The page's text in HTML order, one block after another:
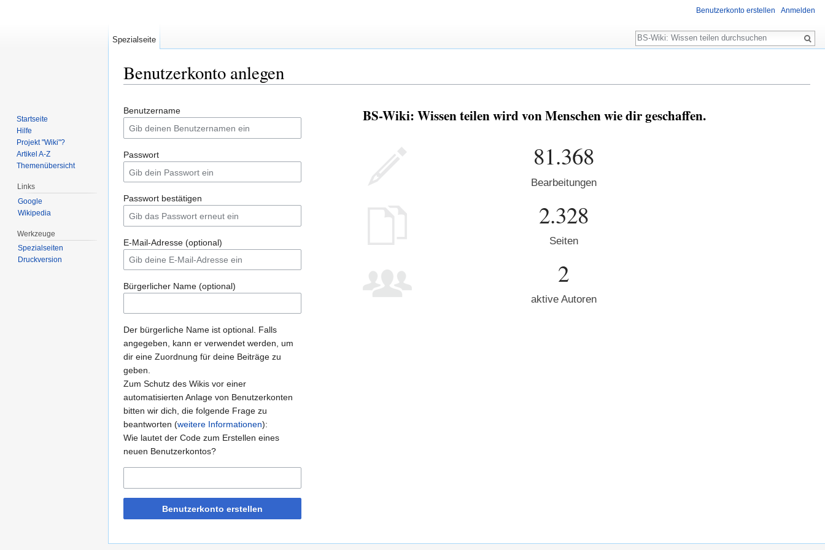
Benutzerkonto anlegen
Benutzername
Passwort
Passwort bestätigen
E-Mail-Adresse (optional)
Bürgerlicher Name (optional)
Der bürgerliche Name ist optional. Falls
angegeben, kann er verwendet werden, um
dir eine Zuordnung für deine Beiträge zu
geben.
Zum Schutz des Wikis vor einer
automatisierten Anlage von Benutzerkonten
bitten wir dich, die folgende Frage zu
beantworten (weitere Informationen):
Wie lautet der Code zum Erstellen eines
neuen Benutzerkontos?
Benutzerkonto erstellen
BS-Wiki: Wissen teilen wird von Menschen wie dir geschaffen.
81.368
Bearbeitungen
2.328
Seiten
2
aktive Autoren
Benutzerkonto erstellen Anmelden
Spezialseite
Suche
Startseite
Hilfe
Projekt "Wiki"?
Artikel A-Z
Themenübersicht
Links
Google
Wikipedia
Werkzeuge
Spezialseiten
Druckversion